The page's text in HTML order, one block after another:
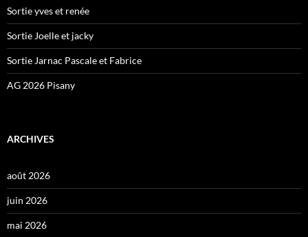
Sortie yves et renée
Sortie Joelle et jacky
Sortie Jarnac Pascale et Fabrice
AG 2026 Pisany
ARCHIVES
août 2026
juin 2026
mai 2026